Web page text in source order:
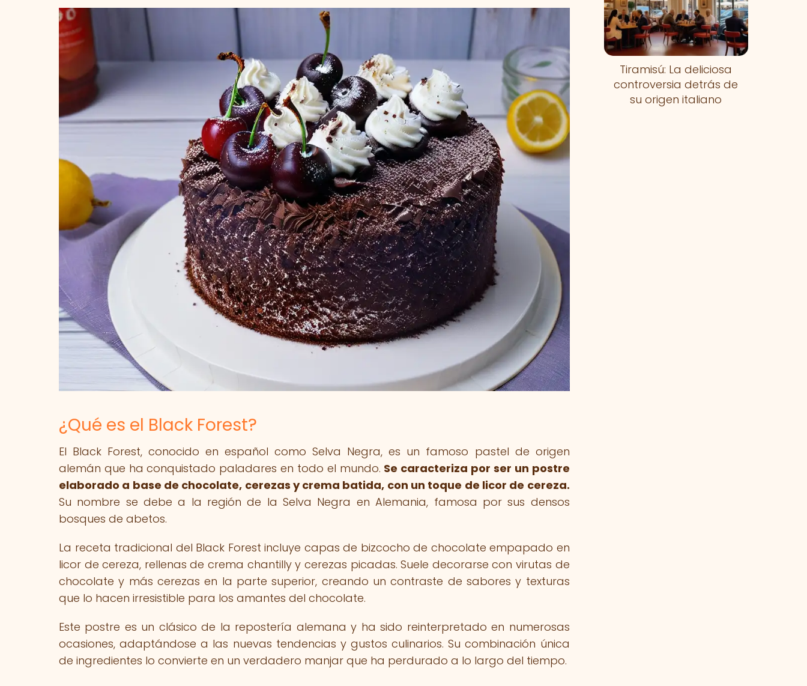
¿Qué es el Black Forest?
El Black Forest, conocido en español como Selva Negra, es un famoso pastel de origen
alemán que ha conquistado paladares en todo el mundo. Se caracteriza por ser un postre
elaborado a base de chocolate, cerezas y crema batida, con un toque de licor de cereza.
Su nombre se debe a la región de la Selva Negra en Alemania, famosa por sus densos
bosques de abetos.
La receta tradicional del Black Forest incluye capas de bizcocho de chocolate empapado en
licor de cereza, rellenas de crema chantilly y cerezas picadas. Suele decorarse con virutas de
chocolate y más cerezas en la parte superior, creando un contraste de sabores y texturas
que lo hacen irresistible para los amantes del chocolate.
Este postre es un clásico de la repostería alemana y ha sido reinterpretado en numerosas
ocasiones, adaptándose a las nuevas tendencias y gustos culinarios. Su combinación única
de ingredientes lo convierte en un verdadero manjar que ha perdurado a lo largo del tiempo.
Tiramisú: La deliciosa
controversia detrás de
su origen italiano